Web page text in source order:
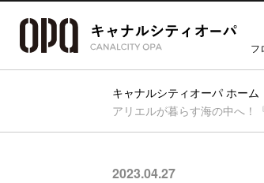
フ
キャナルシティオーパ ホーム
アリエルが暮らす海の中へ！
2023.04.27